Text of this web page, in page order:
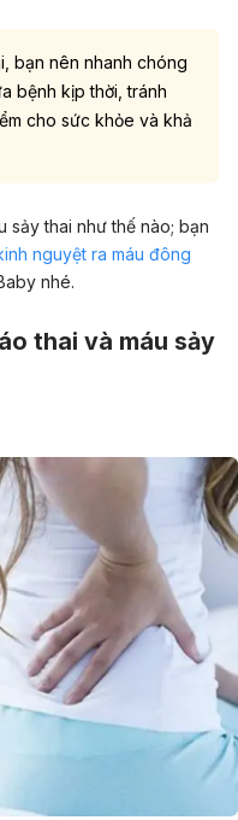
bạn nên nhanh chóng
bệnh kịp thời, tránh
cho sức khỏe và khả
sảy thai như thế nào; bạn
nguyệt ra máu đông
nhé.
thai và máu sảy